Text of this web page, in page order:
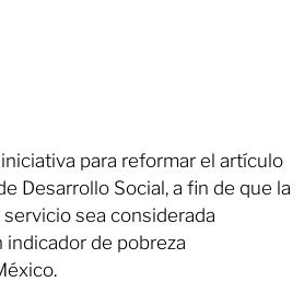
para reformar el artículo
Desarrollo Social, a fin de que la
sea considerada
de pobreza